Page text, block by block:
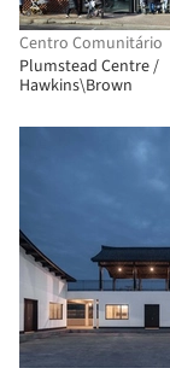
Centro Comunitário
Plumstead Centre /
Hawkins\Brown